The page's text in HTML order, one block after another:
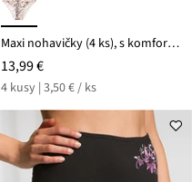
Maxi nohavičky (4 ks), s komfortnou bavlnou
13,99 €
4 kusy | 3,50 € / ks